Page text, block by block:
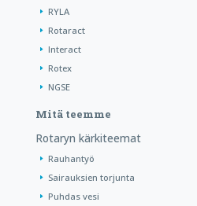
RYLA
Rotaract
Interact
Rotex
NGSE
Mitä teemme
Rotaryn kärkiteemat
Rauhantyö
Sairauksien torjunta
Puhdas vesi